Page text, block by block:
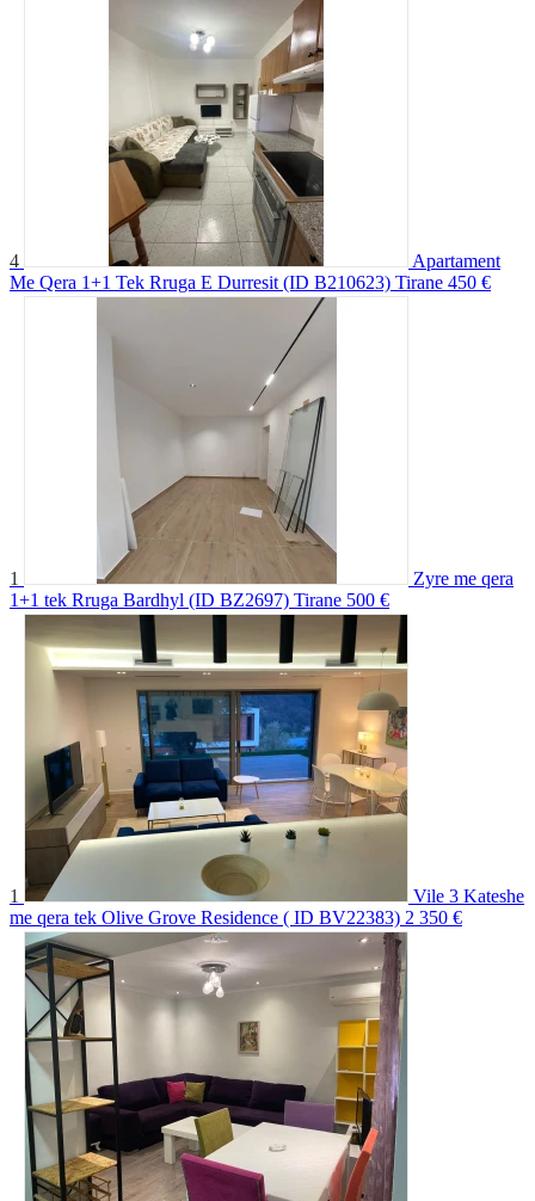
4
Apartament
Me Qera 1+1 Tek Rruga E Durresit (ID B210623) Tirane 450 €
1
Zyre me qera
1+1 tek Rruga Bardhyl (ID BZ2697) Tirane 500 €
1
Vile 3 Kateshe
me qera tek Olive Grove Residence ( ID BV22383) 2 350 €